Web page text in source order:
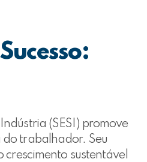
(SESI) promove
trabalhador. Seu
crescimento sustentável